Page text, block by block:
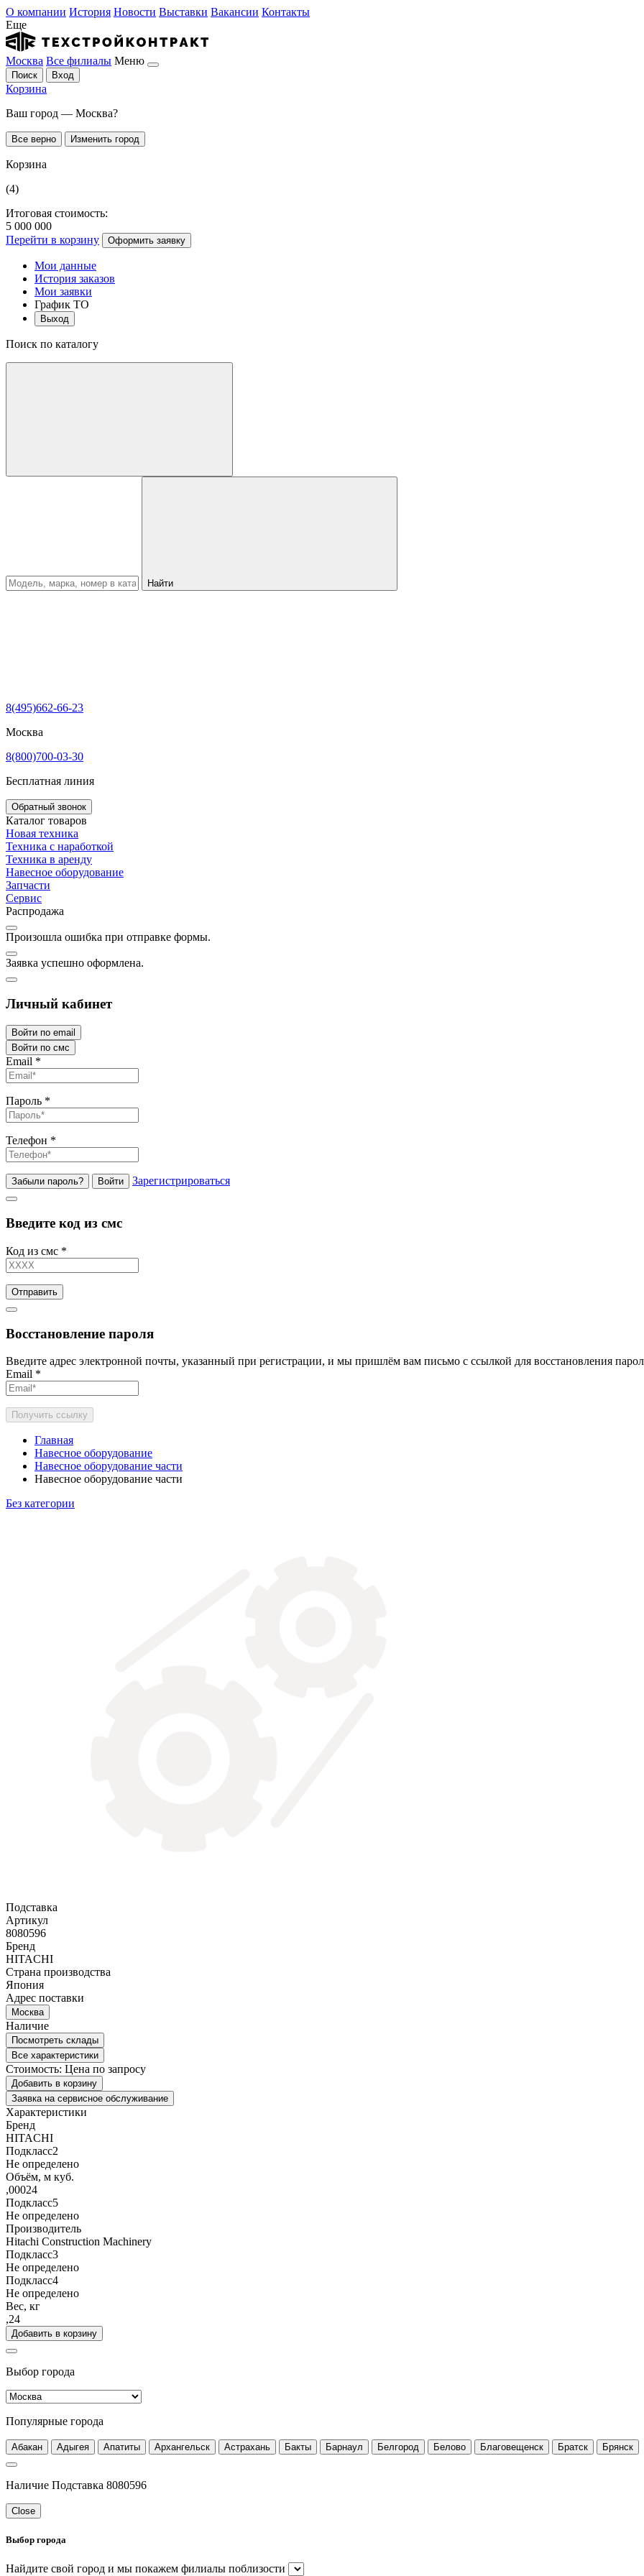
О компании История Новости Выставки Вакансии Контакты
Еще
Москва Все филиалы Меню
Поиск Вход
Корзина
Ваш город — Москва?
Все верно Изменить город
Корзина
(4)
Итоговая стоимость:
5 000 000
Перейти в корзину
Оформить заявку
Мои данные
История заказов
Мои заявки
График ТО
Выход
Поиск по каталогу
Найти
8(495)662-66-23
Москва
8(800)700-03-30
Бесплатная линия
Обратный звонок
Каталог товаров
Новая техника
Техника с наработкой
Техника в аренду
Навесное оборудование
Запчасти
Сервис
Распродажа
Произошла ошибка при отправке формы.
Заявка успешно оформлена.
Личный кабинет
Войти по email
Войти по смс
Email *
Пароль *
Телефон *
Забыли пароль? Войти Зарегистрироваться
Введите код из смс
Код из смс *
Отправить
Восстановление пароля
Введите адрес электронной почты, указанный при регистрации, и мы пришлём вам письмо с ссылкой для восстановления
Email *
Получить ссылку
Главная
Навесное оборудование
Навесное оборудование части
Навесное оборудование части
Без категории
Подставка
Артикул
8080596
Бренд
HITACHI
Страна производства
Япония
Адрес поставки
Москва
Наличие
Посмотреть склады
Все характеристики
Стоимость: Цена по запросу
Добавить в корзину
Заявка на сервисное обслуживание
Характеристики
Бренд
HITACHI
Подкласс2
Не определено
Объём, м куб.
,00024
Подкласс5
Не определено
Производитель
Hitachi Construction Machinery
Подкласс3
Не определено
Подкласс4
Не определено
Вес, кг
,24
Добавить в корзину
Выбор города
Популярные города
Абакан Адыгея Апатиты Архангельск Астрахань Бакты Барнаул Белгород Белово Благовещенск Братск Брянск
Наличие Подставка 8080596
Close
Выбор города
Найдите свой город и мы покажем филиалы поблизости